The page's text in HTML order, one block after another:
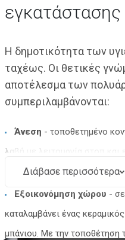
Η δημοτικότητα των
ταχέως. Οι θετικές
αποτέλεσμα των
συμπεριλαμβάνονται:
Άνεση - τοποθετημένο
λαβή με λειτουργία στοπ και
υψηλής άνεσης κατά τη χρήση.
Εξοικονόμηση χώρου -
καταλαμβάνει ένας
μπάνιου. Με την τοποθέτηση
Διάβασε περισσότερα